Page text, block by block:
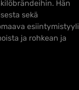
Hän
sekä
esiintymistyyli
ja rohkean ja